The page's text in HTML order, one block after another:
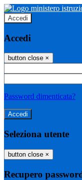
Accedi
Accedi
button close ×
Password dimenticata?
Seleziona utente
button close ×
Recupero